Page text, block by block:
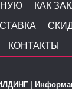
КАК
КОНТАКТЫ
|